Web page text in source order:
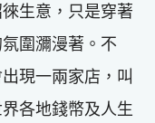
生意，只是穿著
圍瀰漫著。不
現一兩家店，叫
各地錢幣及人生